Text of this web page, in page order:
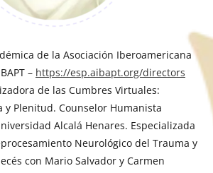
de la Asociación Iberoamericana
– https://esp.aibapt.org/directors
de las Cumbres Virtuales:
y Plenitud. Counselor Humanista
Alcalá Henares. Especializada
Neurológico del Trauma y
con Mario Salvador y Carmen